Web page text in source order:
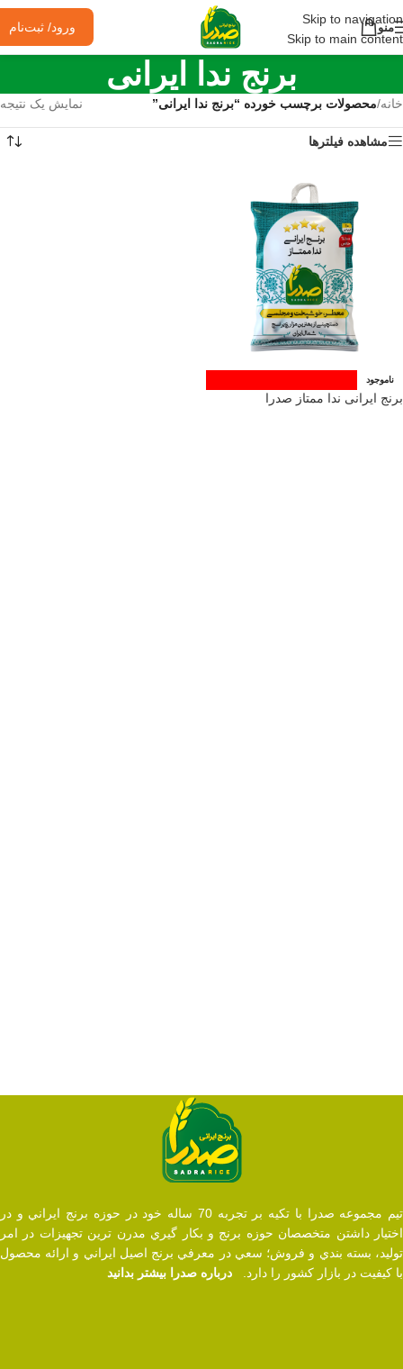
Skip to navigation
Skip to main content
منو ورود/ ثبت‌نام
برنج ندا ایرانی
خانه/محصولات برچسب خورده “برنج ندا ایرانی” نمایش یک نتیجه
مشاهده فیلترها
ناموجود
برنج ایرانی ندا ممتاز صدرا
تيم مجموعه صدرا با تکیه بر تجربه 70 ساله خود در حوزه برنج ايراني و در
اختيار داشتن متخصصان حوزه برنج و بکار گيري مدرن ترين تجهيزات در امر
توليد، بسته بندي و فروش؛ سعي در معرفي برنج اصيل ايراني و ارائه محصول
با کيفيت در بازار کشور را دارد. درباره صدرا بیشتر بدانید